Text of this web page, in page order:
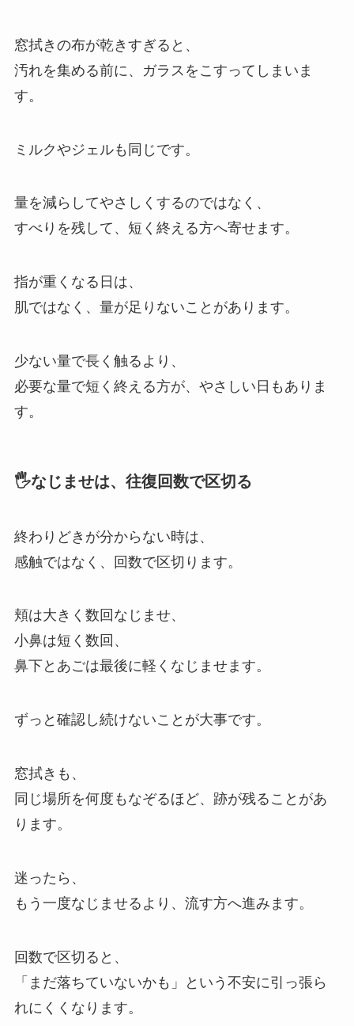
窓拭きの布が乾きすぎると、
汚れを集める前に、ガラスをこすってしまいま
す。
ミルクやジェルも同じです。
量を減らしてやさしくするのではなく、
すべりを残して、短く終える方へ寄せます。
指が重くなる日は、
肌ではなく、量が足りないことがあります。
少ない量で長く触るより、
必要な量で短く終える方が、やさしい日もありま
す。
🖐️なじませは、往復回数で区切る
終わりどきが分からない時は、
感触ではなく、回数で区切ります。
頬は大きく数回なじませ、
小鼻は短く数回、
鼻下とあごは最後に軽くなじませます。
ずっと確認し続けないことが大事です。
窓拭きも、
同じ場所を何度もなぞるほど、跡が残ることがあ
ります。
迷ったら、
もう一度なじませるより、流す方へ進みます。
回数で区切ると、
「まだ落ちていないかも」という不安に引っ張ら
れにくくなります。